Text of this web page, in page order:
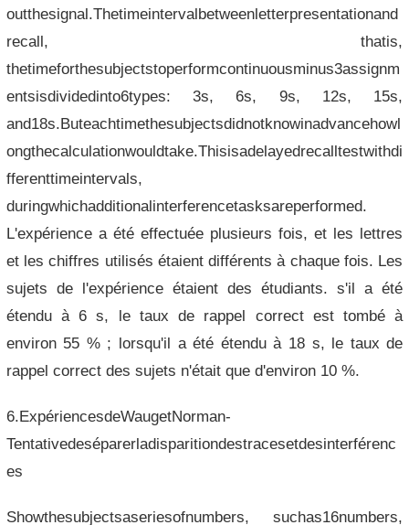
outthesignal.Thetimeintervalbetweenletterpresentationand
recall, thatis,
thetimeforthesubjectstoperformcontinuousminus3assignm
entsisdividedinto6types: 3s, 6s, 9s, 12s, 15s,
and18s.Buteachtimethesubjectsdidnotknowinadvancehowl
ongthecalculationwouldtake.Thisisadelayedrecalltestwithdi
fferenttimeintervals,
duringwhichadditionalinterferencetasksareperformed.
L'expérience a été effectuée plusieurs fois, et les lettres
et les chiffres utilisés étaient différents à chaque fois. Les
sujets de l'expérience étaient des étudiants. s'il a été
étendu à 6 s, le taux de rappel correct est tombé à
environ 55 % ; lorsqu'il a été étendu à 18 s, le taux de
rappel correct des sujets n'était que d'environ 10 %.
6.ExpériencesdeWaugetNorman-
Tentativedeséparerladisparitiondestracesetdesinterférenc
es
Showthesubjectsaseriesofnumbers, suchas16numbers,